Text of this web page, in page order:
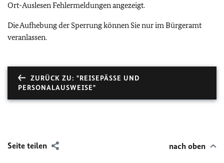
Ort-Auslesen Fehlermeldungen angezeigt.
Die Aufhebung der Sperrung können Sie nur im Bürgeramt
veranlassen.
ZURÜCK ZU: "REISEPÄSSE UND
PERSONALAUSWEISE"
Seite teilen nach oben